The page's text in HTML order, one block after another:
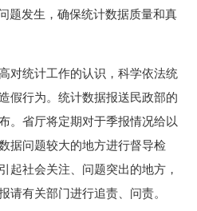
题发生，确保统计数据质量和真
对统计工作的认识，科学依法统
假行为。统计数据报送民政部的
。省厅将定期对于季报情况给以
据问题较大的地方进行督导检
起社会关注、问题突出的地方，
请有关部门进行追责、问责。